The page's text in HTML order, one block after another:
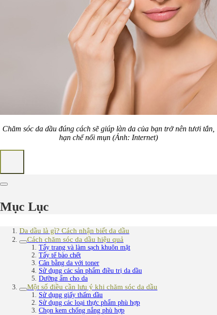
Chăm sóc da dầu đúng cách sẽ giúp làn da của bạn trở nên tươi tắn,
hạn chế nổi mụn (Ảnh: Internet)
Mục Lục
Da dầu là gì? Cách nhận biết da dầu
Cách chăm sóc da dầu hiệu quả
Tẩy trang và làm sạch khuôn mặt
Tẩy tế bào chết
Cân bằng da với toner
Sử dụng các sản phẩm điều trị da dầu
Dưỡng ẩm cho da
Một số điều cần lưu ý khi chăm sóc da dầu
Sử dụng giấy thấm dầu
Sử dụng các loại thực phẩm phù hợp
Chọn kem chống nắng phù hợp